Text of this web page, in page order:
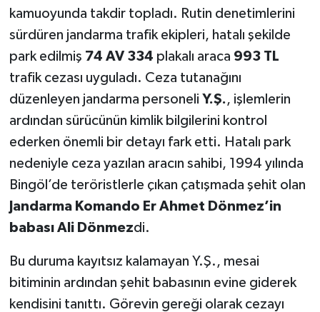
kamuoyunda takdir topladı. Rutin denetimlerini
sürdüren jandarma trafik ekipleri, hatalı şekilde
park edilmiş 74 AV 334 plakalı araca 993 TL
trafik cezası uyguladı. Ceza tutanağını
düzenleyen jandarma personeli Y.Ş., işlemlerin
ardından sürücünün kimlik bilgilerini kontrol
ederken önemli bir detayı fark etti. Hatalı park
nedeniyle ceza yazılan aracın sahibi, 1994 yılında
Bingöl’de teröristlerle çıkan çatışmada şehit olan
Jandarma Komando Er Ahmet Dönmez’in
babası Ali Dönmezdi.
Bu duruma kayıtsız kalamayan Y.Ş., mesai
bitiminin ardından şehit babasının evine giderek
kendisini tanıttı. Görevin gereği olarak cezayı